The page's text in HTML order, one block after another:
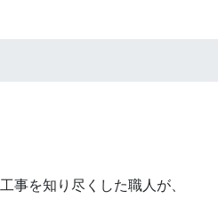
事を知り尽くした職人が、